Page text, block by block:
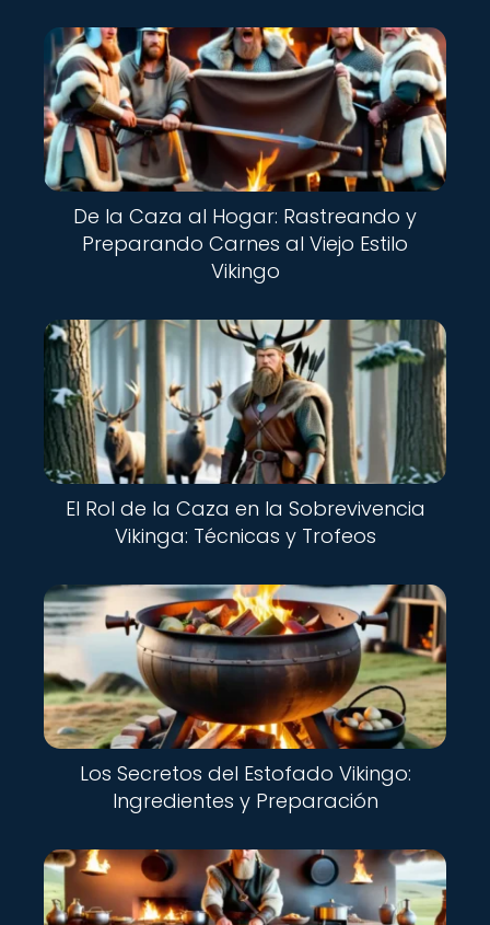
De la Caza al Hogar: Rastreando y
Preparando Carnes al Viejo Estilo
Vikingo
El Rol de la Caza en la Sobrevivencia
Vikinga: Técnicas y Trofeos
Los Secretos del Estofado Vikingo:
Ingredientes y Preparación